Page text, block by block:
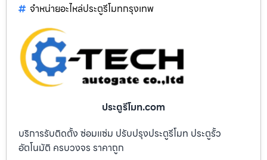
จำหน่ายอะไหล่ประตูรีโมทกรุงเทพ
ประตูรีโมท.com
บริการรับติดตั้ง ซ่อมแซ่ม ปรับปรุงประตูรีโมท ประตูรั้ว
อัตโนมัติ ครบวงจร ราคาถูก